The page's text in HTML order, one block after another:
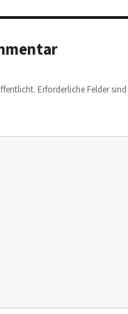
Erforderliche Felder